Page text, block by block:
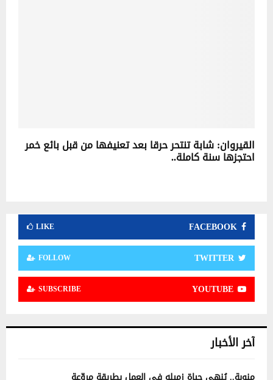
القيروان: شابة تنتحر حرقا بعد تعنيفها من قبل بائع خمر
احتجزها سنة كاملة..
FACEBOOK
LIKE
TWITTER
FOLLOW
YOUTUBE
SUBSCRIBE
آخر الأخبار